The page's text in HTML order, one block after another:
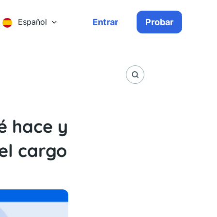
Español Entrar Probar
hace y
cargo